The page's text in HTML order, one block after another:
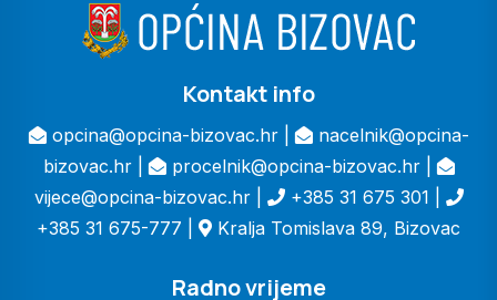
Kontakt info
opcina@opcina-bizovac.hr |
nacelnik@opcina-
bizovac.hr |
procelnik@opcina-bizovac.hr |
vijece@opcina-bizovac.hr |
+385 31 675 301 |
+385 31 675-777 |
Kralja Tomislava 89, Bizovac
Radno vrijeme